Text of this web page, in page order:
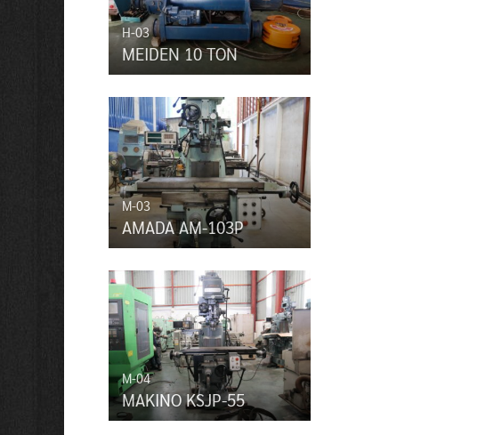
H-03
MEIDEN 10 TON
M-03
AMADA AM-103P
M-04
MAKINO KSJP-55